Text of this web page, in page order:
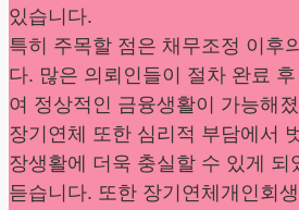
있습니다.
특히 주목할 점은 채무조정 이후
다. 많은 의뢰인들이 절차 완료
여 정상적인 금융생활이 가능해
장기연체 또한 심리적 부담에서
장생활에 더욱 충실할 수 있게 되
듣습니다. 또한 장기연체개인회